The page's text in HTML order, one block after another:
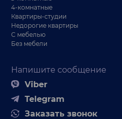
Напишите сообщение
Viber
Telegram
Заказать звонок
4-комнатные
Квартиры-студии
Недорогие квартиры
С мебелью
Без мебели